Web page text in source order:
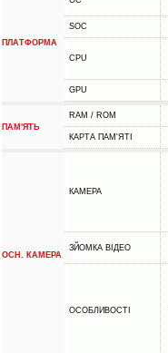
ПЛАТФОРМА
SOC
CPU
GPU
ПАМ'ЯТЬ
RAM / ROM
КАРТА ПАМ'ЯТІ
ОСН. КАМЕРА
КАМЕРА
ЗЙОМКА ВІДЕО
ОСОБЛИВОСТІ